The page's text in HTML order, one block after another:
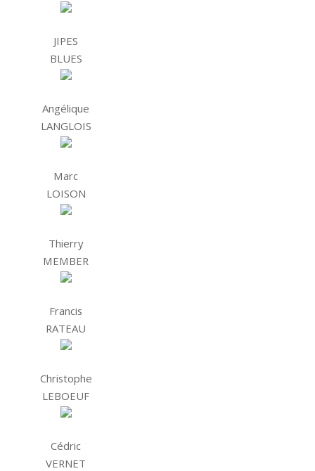
JIPES
BLUES
Angélique
LANGLOIS
Marc
LOISON
Thierry
MEMBER
Francis
RATEAU
Christophe
LEBOEUF
Cédric
VERNET